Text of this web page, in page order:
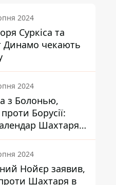
2024
Суркіса та
Динамо чекають
2024
з Болонью,
Борусії:
Шахтаря в
2024
Нойєр заявив,
Шахтаря в